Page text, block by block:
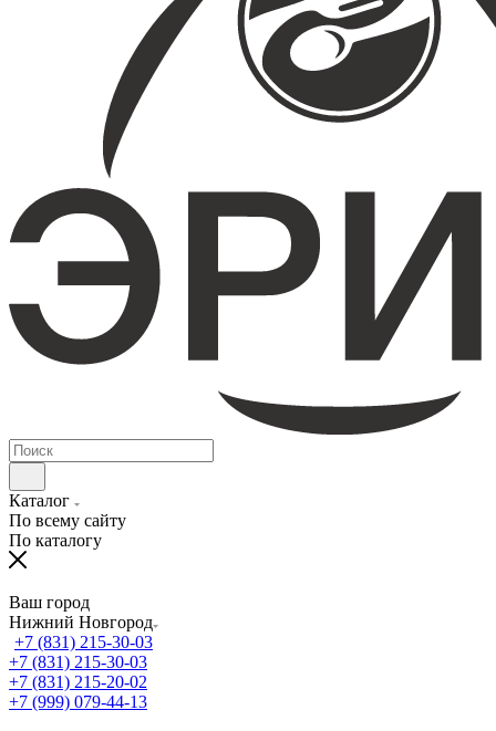
Каталог
По всему сайту
По каталогу
Ваш город
Нижний Новгород
+7 (831) 215-30-03
+7 (831) 215-30-03
+7 (831) 215-20-02
+7 (999) 079-44-13